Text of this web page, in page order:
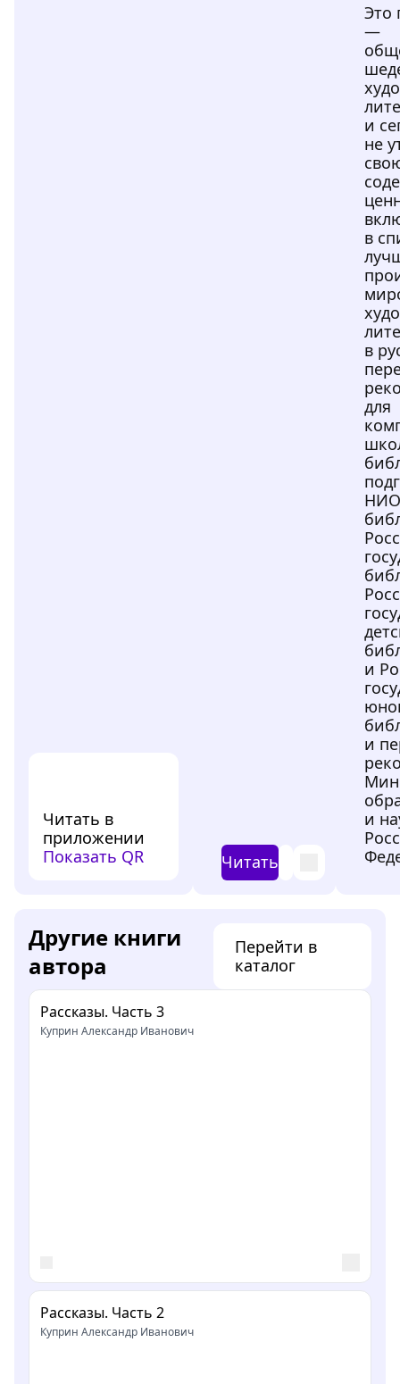
Читать в
приложении
Показать QR
Читать
Это
—
и
не
в
в
для
НИО
и
и
и
Другие книги
автора
Перейти в
каталог
Рассказы. Часть 3
Куприн Александр Иванович
Рассказы. Часть 2
Куприн Александр Иванович